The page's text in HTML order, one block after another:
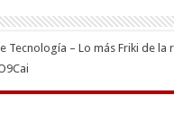
Tecnología – Lo más Friki de la